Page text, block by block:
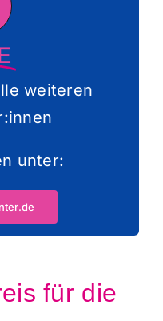
weiteren
unter:
für die